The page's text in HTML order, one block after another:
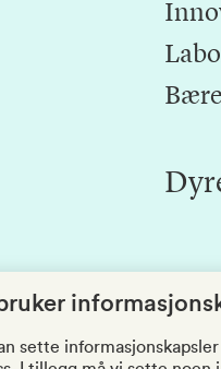
sette